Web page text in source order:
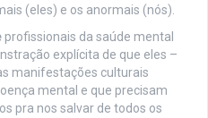
(eles) e os anormais (nós).
profissionais da saúde mental
explícita de que eles –
manifestações culturais
mental e que precisam
pra nos salvar de todos os